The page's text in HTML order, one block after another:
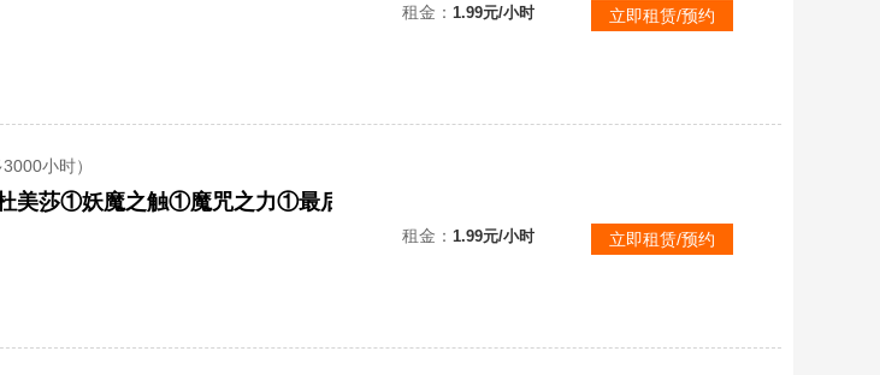
租金： 1.99元/小时 立即租赁/预约
小时）
租金： 1.99元/小时 立即租赁/预约